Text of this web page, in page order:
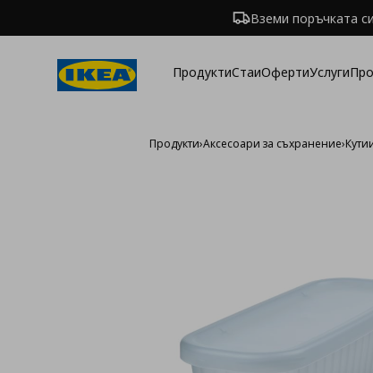
Вземи поръчката
ПродуктиСтаиОфертиУслуги
Продукти›Аксесоари за съхранение›